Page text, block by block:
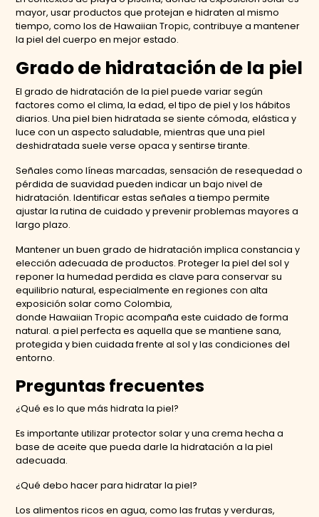
mayor, usar productos que protejan e hidraten al mismo
tiempo, como los de Hawaiian Tropic, contribuye a mantener
la piel del cuerpo en mejor estado.
Grado de hidratación de la piel
El grado de hidratación de la piel puede variar según
factores como el clima, la edad, el tipo de piel y los hábitos
diarios. Una piel bien hidratada se siente cómoda, elástica y
luce con un aspecto saludable, mientras que una piel
deshidratada suele verse opaca y sentirse tirante.
Señales como líneas marcadas, sensación de resequedad o
pérdida de suavidad pueden indicar un bajo nivel de
hidratación. Identificar estas señales a tiempo permite
ajustar la rutina de cuidado y prevenir problemas mayores a
largo plazo.
Mantener un buen grado de hidratación implica constancia y
elección adecuada de productos. Proteger la piel del sol y
reponer la humedad perdida es clave para conservar su
equilibrio natural, especialmente en regiones con alta
exposición solar como Colombia,
donde Hawaiian Tropic acompaña este cuidado de forma
natural. a piel perfecta es aquella que se mantiene sana,
protegida y bien cuidada frente al sol y las condiciones del
entorno.
Preguntas frecuentes
¿Qué es lo que más hidrata la piel?
Es importante utilizar protector solar y una crema hecha a
base de aceite que pueda darle la hidratación a la piel
adecuada.
¿Qué debo hacer para hidratar la piel?
Los alimentos ricos en agua, como las frutas y verduras,